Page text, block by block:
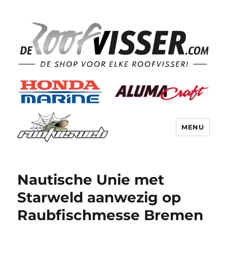
MENU
Nautische Unie met
Starweld aanwezig op
Raubfischmesse Bremen